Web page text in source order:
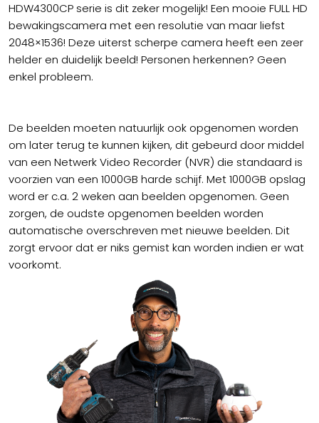
HDW4300CP serie is dit zeker mogelijk! Een mooie FULL HD
bewakingscamera met een resolutie van maar liefst
2048×1536! Deze uiterst scherpe camera heeft een zeer
helder en duidelijk beeld! Personen herkennen? Geen
enkel probleem.
De beelden moeten natuurlijk ook opgenomen worden
om later terug te kunnen kijken, dit gebeurd door middel
van een Netwerk Video Recorder (NVR) die standaard is
voorzien van een 1000GB harde schijf. Met 1000GB opslag
word er c.a. 2 weken aan beelden opgenomen. Geen
zorgen, de oudste opgenomen beelden worden
automatische overschreven met nieuwe beelden. Dit
zorgt ervoor dat er niks gemist kan worden indien er wat
voorkomt.